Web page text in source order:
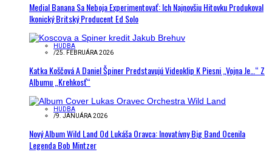
Medial Banana Sa Neboja Experimentovať: Ich Najnovšiu Hitovku Produkoval
Ikonický Britský Producent Ed Solo
HUDBA
/25. FEBRUÁRA 2026
Katka Koščová A Daniel Špiner Predstavujú Videoklip K Piesni „Vojna Je…“ Z
Albumu „Krehkosť“
HUDBA
/9. JANUÁRA 2026
Nový Album Wild Land Od Lukáša Oravca: Inovatívny Big Band Ocenila
Legenda Bob Mintzer